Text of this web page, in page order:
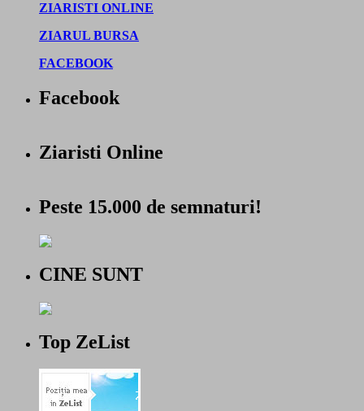
ZIARISTI ONLINE
ZIARUL BURSA
FACEBOOK
Facebook
Ziaristi Online
Peste 15.000 de semnaturi!
CINE SUNT
Top ZeList